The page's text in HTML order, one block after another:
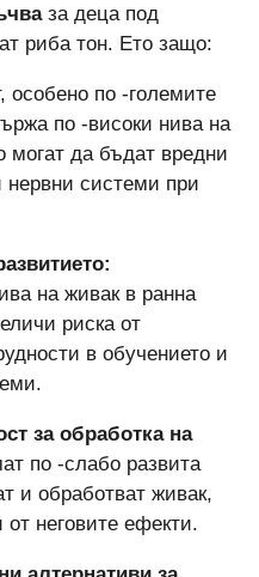
за деца под
риба тон. Ето защо:
особено по -големите
по -високи нива на
могат да бъдат вредни
нервни системи при
на живак в ранна
риска от
в обучението и
за обработка на
по -слабо развита
и обработват живак,
от неговите ефекти.